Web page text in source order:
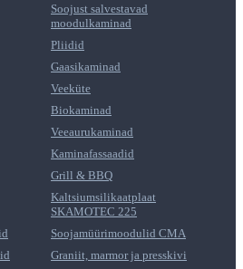
Soojust salvestavad
moodulkaminad
Pliidid
Gaasikaminad
Veeküte
Biokaminad
Veeaurukaminad
Kaminafassaadid
Grill & BBQ
Kaltsiumsilikaatplaat
SKAMOTEC 225
Soojamüürimoodulid CMA
Graniit, marmor ja presskivi